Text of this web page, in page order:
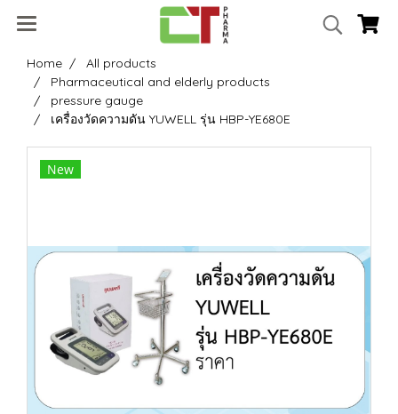
Home
All products
Pharmaceutical and elderly products
pressure gauge
เครื่องวัดความดัน YUWELL รุ่น HBP-YE680E
New